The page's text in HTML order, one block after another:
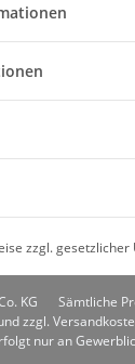
zzgl. gesetzlicher
KG
Sämtliche
zzgl.
nur an